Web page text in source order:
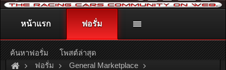
ติดต่อลงโฆษณา racingweb@gmail.comหรือโทร. 081-811-1138
หรืออ่านรายละเอียดเพิ่มเติม คลิกที่นี่
ฟอรั่ม General Marketplace
หน้าแรก ฟอรั่ม
ค้นหาฟอรั่ม โพสต์ล่าสุด